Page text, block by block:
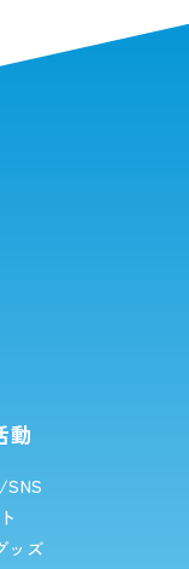
動
SNS
ッズ